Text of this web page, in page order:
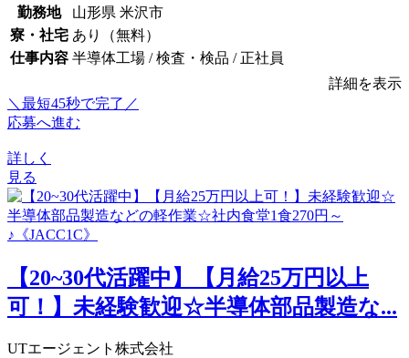
勤務地
山形県 米沢市
寮・社宅 あり（無料）
仕事内容 半導体工場 / 検査・検品 / 正社員
詳細を表示
＼最短45秒で完了／
応募へ進む
詳しく
見る
【20~30代活躍中】【月給25万円以上
可！】未経験歓迎☆半導体部品製造な...
UTエージェント株式会社